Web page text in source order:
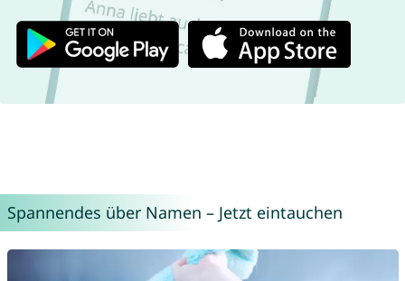
Spannendes über Namen – Jetzt eintauchen